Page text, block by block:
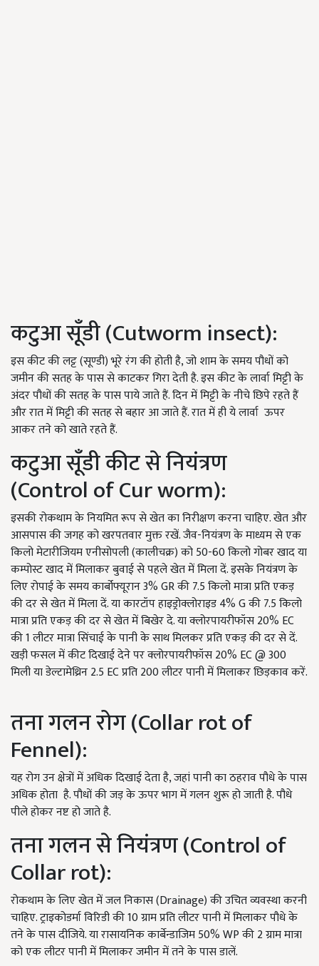
कटुआ सूँडी (Cutworm insect):
इस कीट की लट्ट (सूण्डी) भूरे रंग की होती है, जो शाम के समय पौधों को
जमीन की सतह के पास से काटकर गिरा देती है. इस कीट के लार्वा मिट्टी के
अंदर पौधों की सतह के पास पाये जाते हैं. दिन में मिट्टी के नीचे छिपे रहते हैं
और रात में मिट्टी की सतह से बहार आ जाते हैं. रात में ही ये लार्वा ऊपर
आकर तने को खाते रहते हैं.
कटुआ सूँडी कीट से नियंत्रण
(Control of Cur worm):
इसकी रोकथाम के नियमित रूप से खेत का निरीक्षण करना चाहिए. खेत और
आसपास की जगह को खरपतवार मुक्त रखें. जैव-नियंत्रण के माध्यम से एक
किलो मेटारीजियम एनीसोपली (कालीचक्र) को 50-60 किलो गोबर खाद या
कम्पोस्ट खाद में मिलाकर बुवाई से पहले खेत में मिला दें. इसके नियंत्रण के
लिए रोपाई के समय कार्बोफ्यूरान 3% GR की 7.5 किलो मात्रा प्रति एकड़
की दर से खेत में मिला दें. या कारटॉप हाइड्रोक्लोराइड 4% G की 7.5 किलो
मात्रा प्रति एकड़ की दर से खेत में बिखेर दे. या क्लोरपायरीफॉस 20% EC
की 1 लीटर मात्रा सिंचाई के पानी के साथ मिलकर प्रति एकड़ की दर से दें.
खड़ी फसल में कीट दिखाई देने पर क्लोरपायरीफॉस 20% EC @ 300
मिली या डेल्टामेथ्रिन 2.5 EC प्रति 200 लीटर पानी में मिलाकर छिड़काव करें.
तना गलन रोग (Collar rot of
Fennel):
यह रोग उन क्षेत्रों में अधिक दिखाई देता है, जहां पानी का ठहराव पौधे के पास
अधिक होता है. पौधों की जड़ के ऊपर भाग में गलन शुरू हो जाती है. पौधे
पीले होकर नष्ट हो जाते है.
तना गलन से नियंत्रण (Control of
Collar rot):
रोकथाम के लिए खेत में जल निकास (Drainage) की उचित व्यवस्था करनी
चाहिए. ट्राइकोडर्मा विरिडी की 10 ग्राम प्रति लीटर पानी में मिलाकर पौधे के
तने के पास दीजिये. या रासायनिक कार्बेन्डाजिम 50% WP की 2 ग्राम मात्रा
को एक लीटर पानी में मिलाकर जमीन में तने के पास डालें.